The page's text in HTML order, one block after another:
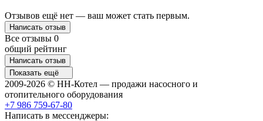
Отзывов ещё нет — ваш может стать первым.
Написать отзыв
Все отзывы 0
общий рейтинг
Написать отзыв
Показать ещё
2009-2026 © НН-Котел — продажи насосного и
отопительного оборудования
+7 986 759-67-80
Написать в мессенджеры: